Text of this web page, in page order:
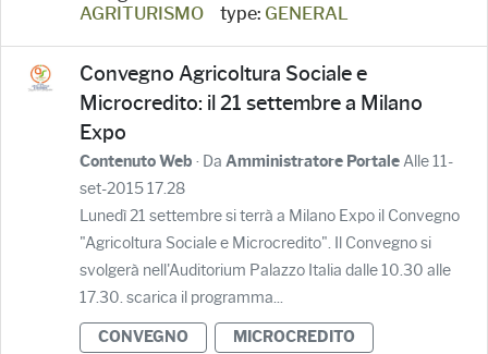
AGRITURISMO
type: GENERAL
Convegno Agricoltura Sociale e
Microcredito: il 21 settembre a Milano
Expo
Contenuto Web · Da Amministratore PortaleAlle 11-
set-2015 17.28
Lunedì 21 settembre si terrà a Milano Expo il Convegno
"Agricoltura Sociale e Microcredito". Il Convegno si
svolgerà nell'Auditorium Palazzo Italia dalle 10.30 alle
17.30. scarica il programma...
CONVEGNO MICROCREDITO